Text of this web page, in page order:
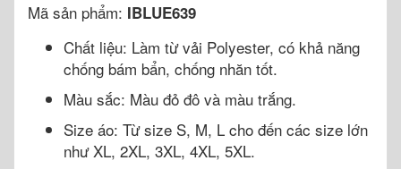
Mã sản phẩm: IBLUE639
Chất liệu: Làm từ vải Polyester, có khả năng
chống bám bẩn, chống nhăn tốt.
Màu sắc: Màu đỏ đô và màu trắng.
Size áo: Từ size S, M, L cho đến các size lớn
như XL, 2XL, 3XL, 4XL, 5XL.